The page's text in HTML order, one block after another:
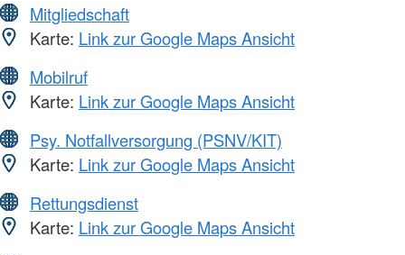
Mitgliedschaft
Karte: Link zur Google Maps Ansicht
Mobilruf
Karte: Link zur Google Maps Ansicht
Psy. Notfallversorgung (PSNV/KIT)
Karte: Link zur Google Maps Ansicht
Rettungsdienst
Karte: Link zur Google Maps Ansicht